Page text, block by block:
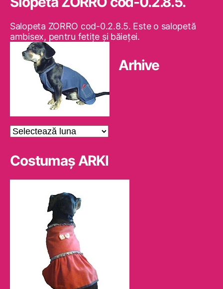
Salopeta ZORRO cod-0.2.8.5. Este o salopetă
ambisex, pentru fetiţe şi băieţei.
Arhive
Arhive
Costumaş ARKI